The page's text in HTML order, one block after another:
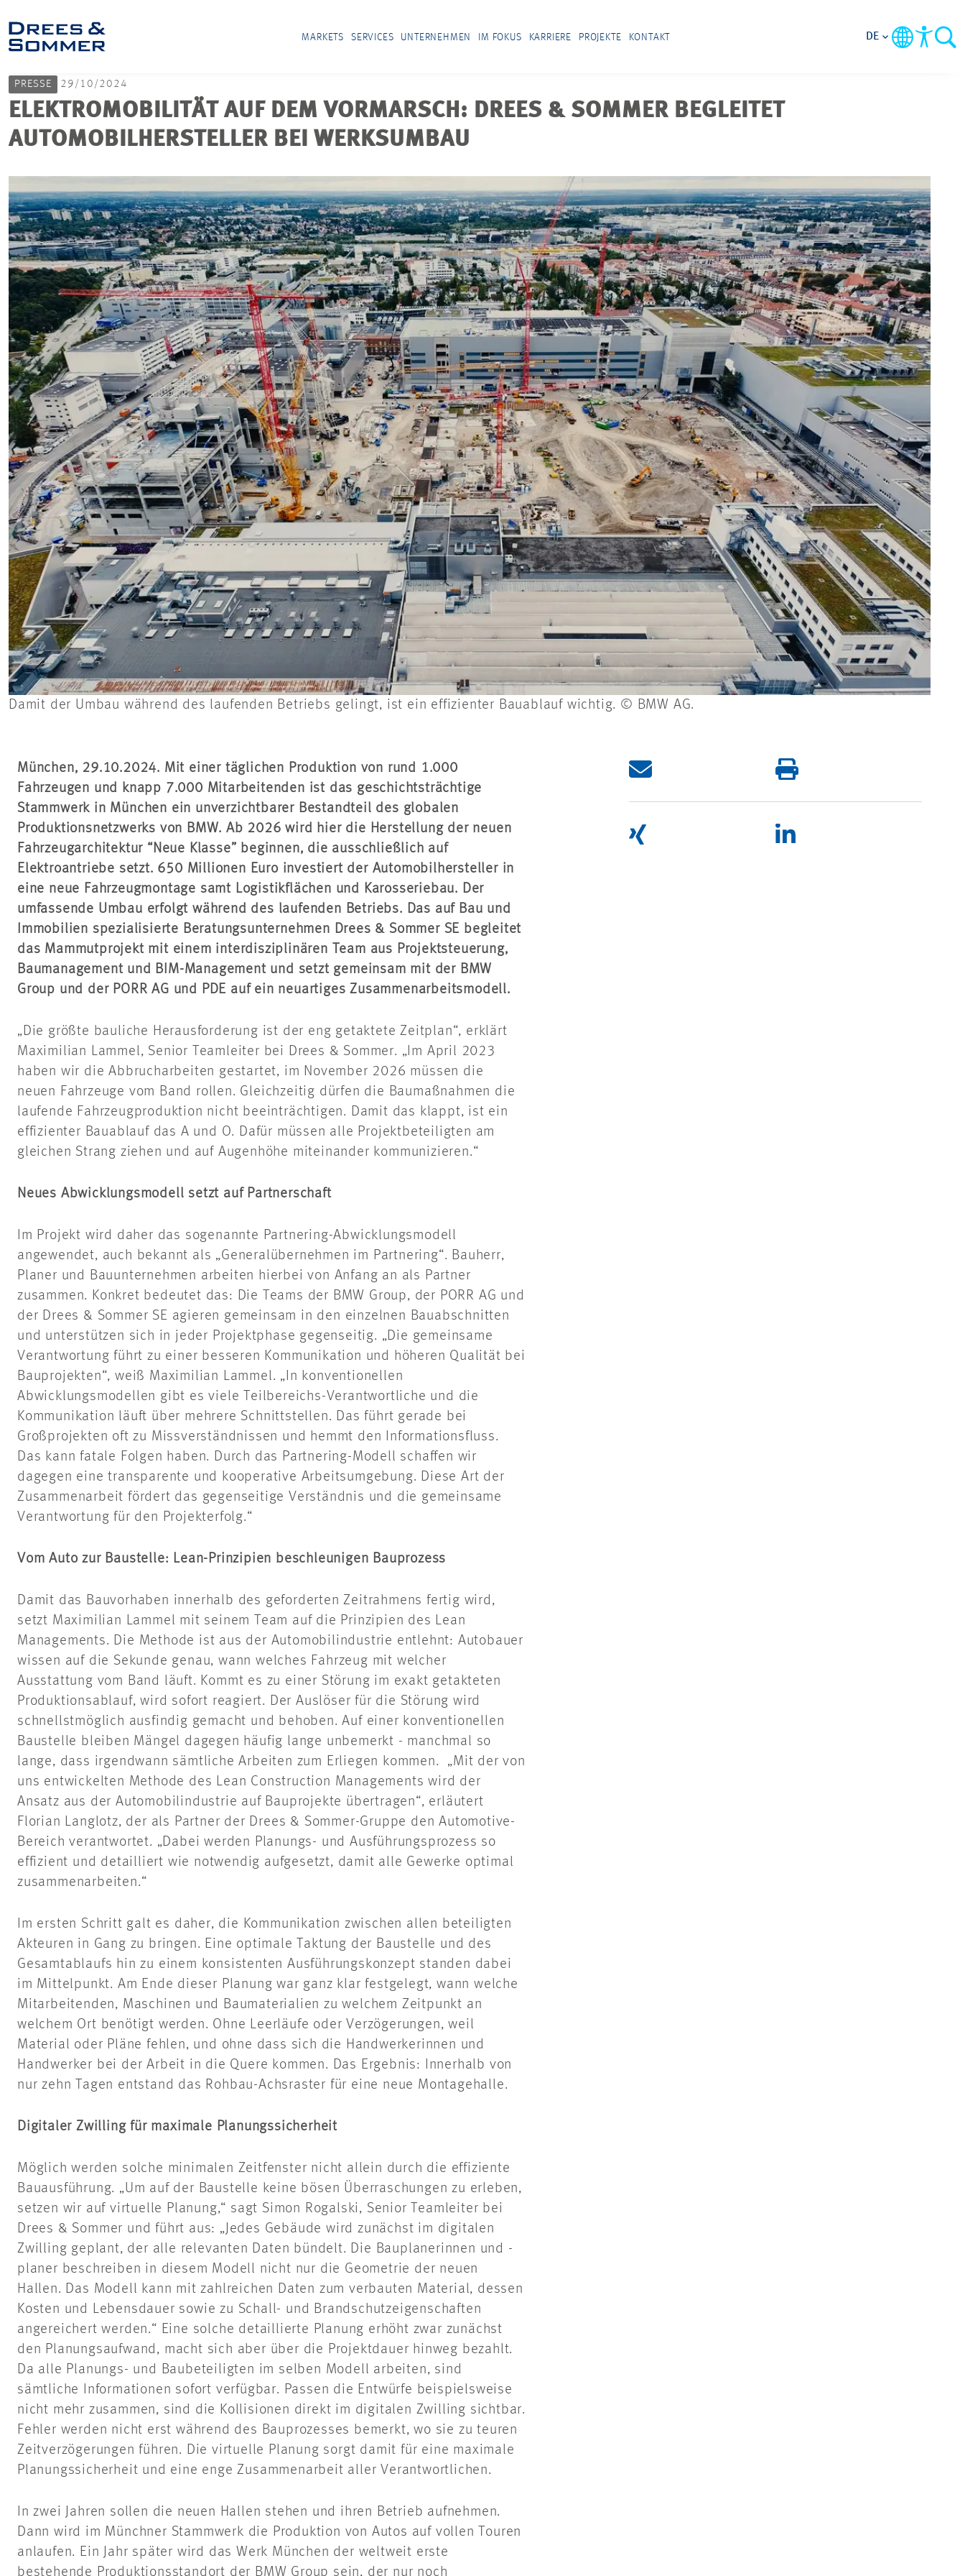
MARKETS SERVICES UNTERNEHMEN IM FOKUS KARRIERE PROJEKTE KONTAKT DE
PRESSE 29/10/2024
ELEKTROMOBILITÄT AUF DEM VORMARSCH: DREES & SOMMER BEGLEITET
AUTOMOBILHERSTELLER BEI WERKSUMBAU
Damit der Umbau während des laufenden Betriebs gelingt, ist ein effizienter Bauablauf wichtig. © BMW AG.
München, 29.10.2024. Mit einer täglichen Produktion von rund 1.000
Fahrzeugen und knapp 7.000 Mitarbeitenden ist das geschichtsträchtige
Stammwerk in München ein unverzichtbarer Bestandteil des globalen
Produktionsnetzwerks von BMW. Ab 2026 wird hier die Herstellung der neuen
Fahrzeugarchitektur “Neue Klasse” beginnen, die ausschließlich auf
Elektroantriebe setzt. 650 Millionen Euro investiert der Automobilhersteller in
eine neue Fahrzeugmontage samt Logistikflächen und Karosseriebau. Der
umfassende Umbau erfolgt während des laufenden Betriebs. Das auf Bau und
Immobilien spezialisierte Beratungsunternehmen Drees & Sommer SE begleitet
das Mammutprojekt mit einem interdisziplinären Team aus Projektsteuerung,
Baumanagement und BIM-Management und setzt gemeinsam mit der BMW
Group und der PORR AG und PDE auf ein neuartiges Zusammenarbeitsmodell.
„Die größte bauliche Herausforderung ist der eng getaktete Zeitplan“, erklärt
Maximilian Lammel, Senior Teamleiter bei Drees & Sommer. „Im April 2023
haben wir die Abbrucharbeiten gestartet, im November 2026 müssen die
neuen Fahrzeuge vom Band rollen. Gleichzeitig dürfen die Baumaßnahmen die
laufende Fahrzeugproduktion nicht beeinträchtigen. Damit das klappt, ist ein
effizienter Bauablauf das A und O. Dafür müssen alle Projektbeteiligten am
gleichen Strang ziehen und auf Augenhöhe miteinander kommunizieren.“
Neues Abwicklungsmodell setzt auf Partnerschaft
Im Projekt wird daher das sogenannte Partnering-Abwicklungsmodell
angewendet, auch bekannt als „Generalübernehmen im Partnering“. Bauherr,
Planer und Bauunternehmen arbeiten hierbei von Anfang an als Partner
zusammen. Konkret bedeutet das: Die Teams der BMW Group, der PORR AG und
der Drees & Sommer SE agieren gemeinsam in den einzelnen Bauabschnitten
und unterstützen sich in jeder Projektphase gegenseitig. „Die gemeinsame
Verantwortung führt zu einer besseren Kommunikation und höheren Qualität bei
Bauprojekten“, weiß Maximilian Lammel. „In konventionellen
Abwicklungsmodellen gibt es viele Teilbereichs-Verantwortliche und die
Kommunikation läuft über mehrere Schnittstellen. Das führt gerade bei
Großprojekten oft zu Missverständnissen und hemmt den Informationsfluss.
Das kann fatale Folgen haben. Durch das Partnering-Modell schaffen wir
dagegen eine transparente und kooperative Arbeitsumgebung. Diese Art der
Zusammenarbeit fördert das gegenseitige Verständnis und die gemeinsame
Verantwortung für den Projekterfolg.“
Vom Auto zur Baustelle: Lean-Prinzipien beschleunigen Bauprozess
Damit das Bauvorhaben innerhalb des geforderten Zeitrahmens fertig wird,
setzt Maximilian Lammel mit seinem Team auf die Prinzipien des Lean
Managements. Die Methode ist aus der Automobilindustrie entlehnt: Autobauer
wissen auf die Sekunde genau, wann welches Fahrzeug mit welcher
Ausstattung vom Band läuft. Kommt es zu einer Störung im exakt getakteten
Produktionsablauf, wird sofort reagiert. Der Auslöser für die Störung wird
schnellstmöglich ausfindig gemacht und behoben. Auf einer konventionellen
Baustelle bleiben Mängel dagegen häufig lange unbemerkt - manchmal so
lange, dass irgendwann sämtliche Arbeiten zum Erliegen kommen. „Mit der von
uns entwickelten Methode des Lean Construction Managements wird der
Ansatz aus der Automobilindustrie auf Bauprojekte übertragen“, erläutert
Florian Langlotz, der als Partner der Drees & Sommer-Gruppe den Automotive-
Bereich verantwortet. „Dabei werden Planungs- und Ausführungsprozess so
effizient und detailliert wie notwendig aufgesetzt, damit alle Gewerke optimal
zusammenarbeiten.“
Im ersten Schritt galt es daher, die Kommunikation zwischen allen beteiligten
Akteuren in Gang zu bringen. Eine optimale Taktung der Baustelle und des
Gesamtablaufs hin zu einem konsistenten Ausführungskonzept standen dabei
im Mittelpunkt. Am Ende dieser Planung war ganz klar festgelegt, wann welche
Mitarbeitenden, Maschinen und Baumaterialien zu welchem Zeitpunkt an
welchem Ort benötigt werden. Ohne Leerläufe oder Verzögerungen, weil
Material oder Pläne fehlen, und ohne dass sich die Handwerkerinnen und
Handwerker bei der Arbeit in die Quere kommen. Das Ergebnis: Innerhalb von
nur zehn Tagen entstand das Rohbau-Achsraster für eine neue Montagehalle.
Digitaler Zwilling für maximale Planungssicherheit
Möglich werden solche minimalen Zeitfenster nicht allein durch die effiziente
Bauausführung. „Um auf der Baustelle keine bösen Überraschungen zu erleben,
setzen wir auf virtuelle Planung,“ sagt Simon Rogalski, Senior Teamleiter bei
Drees & Sommer und führt aus: „Jedes Gebäude wird zunächst im digitalen
Zwilling geplant, der alle relevanten Daten bündelt. Die Bauplanerinnen und -
planer beschreiben in diesem Modell nicht nur die Geometrie der neuen
Hallen. Das Modell kann mit zahlreichen Daten zum verbauten Material, dessen
Kosten und Lebensdauer sowie zu Schall- und Brandschutzeigenschaften
angereichert werden.“ Eine solche detaillierte Planung erhöht zwar zunächst
den Planungsaufwand, macht sich aber über die Projektdauer hinweg bezahlt.
Da alle Planungs- und Baubeteiligten im selben Modell arbeiten, sind
sämtliche Informationen sofort verfügbar. Passen die Entwürfe beispielsweise
nicht mehr zusammen, sind die Kollisionen direkt im digitalen Zwilling sichtbar.
Fehler werden nicht erst während des Bauprozesses bemerkt, wo sie zu teuren
Zeitverzögerungen führen. Die virtuelle Planung sorgt damit für eine maximale
Planungssicherheit und eine enge Zusammenarbeit aller Verantwortlichen.
In zwei Jahren sollen die neuen Hallen stehen und ihren Betrieb aufnehmen.
Dann wird im Münchner Stammwerk die Produktion von Autos auf vollen Touren
anlaufen. Ein Jahr später wird das Werk München der weltweit erste
bestehende Produktionsstandort der BMW Group sein, der nur noch